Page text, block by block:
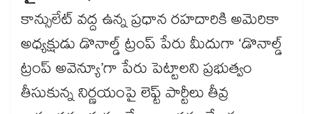
కాన్సులేట్ వద్ద ఉన్న ప్రధాన రహదారికి అమెరికా
అధ్యక్షుడు డొనాల్డ్ ట్రంప్ పేరు మీదుగా ‘డొనాల్డ్
ట్రంప్ అవెన్యూ’గా పేరు పెట్టాలని ప్రభుత్వం
తీసుకున్న నిర్ణయంపై లెఫ్ట్ పార్టీలు తీవ్ర